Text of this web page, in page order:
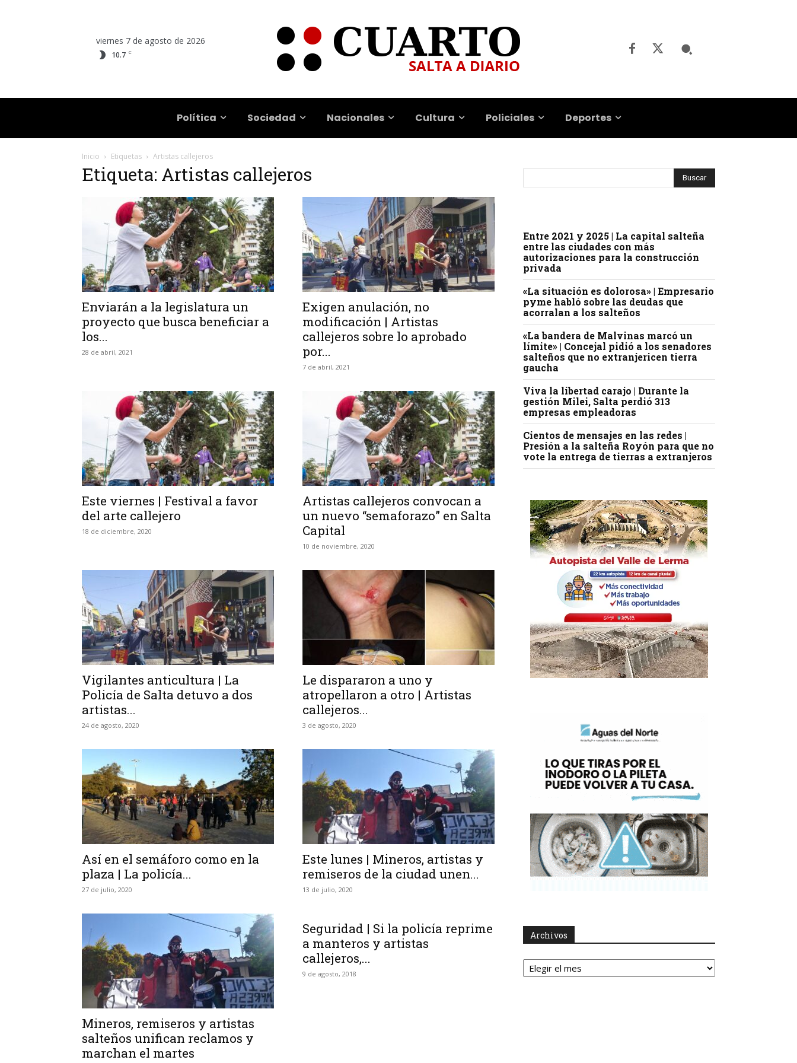
viernes 7 de agosto de 2026
10.7 C
Política Sociedad Nacionales Cultura Policiales Deportes
Inicio Etiquetas Artistas callejeros
Etiqueta: Artistas callejeros
Enviarán a la legislatura un
proyecto que busca beneficiar a
los...
28 de abril, 2021
Exigen anulación, no
modificación | Artistas
callejeros sobre lo aprobado
por...
7 de abril, 2021
Este viernes | Festival a favor
del arte callejero
18 de diciembre, 2020
Artistas callejeros convocan a
un nuevo “semaforazo” en Salta
Capital
10 de noviembre, 2020
Vigilantes anticultura | La
Policía de Salta detuvo a dos
artistas...
24 de agosto, 2020
Le dispararon a uno y
atropellaron a otro | Artistas
callejeros...
3 de agosto, 2020
Así en el semáforo como en la
plaza | La policía...
27 de julio, 2020
Este lunes | Mineros, artistas y
remiseros de la ciudad unen...
13 de julio, 2020
Mineros, remiseros y artistas
salteños unifican reclamos y
marchan el martes
Seguridad | Si la policía reprime
a manteros y artistas
callejeros,...
9 de agosto, 2018
Entre 2021 y 2025 | La capital salteña
entre las ciudades con más
autorizaciones para la construcción
privada
«La situación es dolorosa» | Empresario
pyme habló sobre las deudas que
acorralan a los salteños
«La bandera de Malvinas marcó un
límite» | Concejal pidió a los senadores
salteños que no extranjericen tierra
gaucha
Viva la libertad carajo | Durante la
gestión Milei, Salta perdió 313
empresas empleadoras
Cientos de mensajes en las redes |
Presión a la salteña Royón para que no
vote la entrega de tierras a extranjeros
Archivos
Archivos